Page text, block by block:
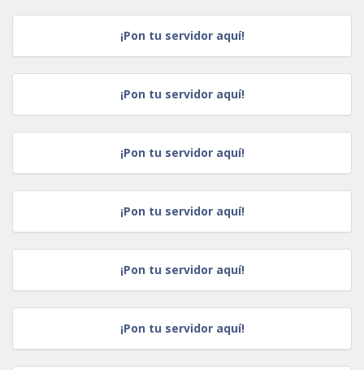
¡Pon tu servidor aquí!
¡Pon tu servidor aquí!
¡Pon tu servidor aquí!
¡Pon tu servidor aquí!
¡Pon tu servidor aquí!
¡Pon tu servidor aquí!